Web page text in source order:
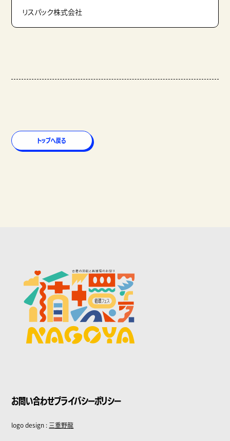
リスパック株式会社
トップへ戻る
お問い合わせプライバシーポリシー
logo design : 三重野龍